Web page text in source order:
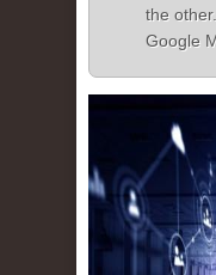
the
Google